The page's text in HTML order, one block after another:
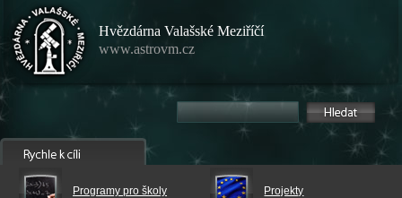
Hvězdárna Valašské Meziříčí
www.astrovm.cz
Programy pro školy Projekty